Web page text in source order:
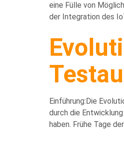
eine Fülle von
der Integration des
Einführung:Die
durch die
haben. Frühe Tage